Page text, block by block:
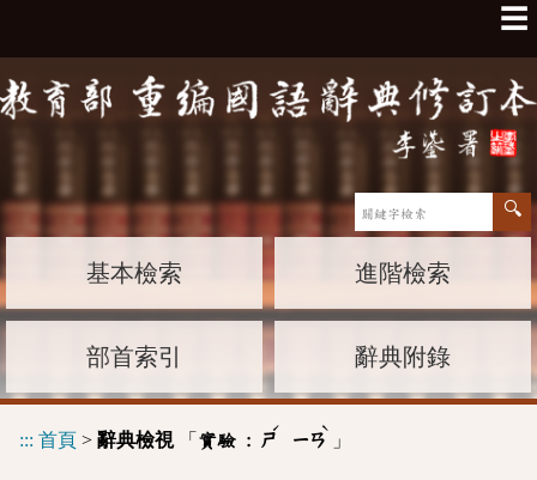
☰
基本檢索 進階檢索
部首索引 辭典附錄
::: 首頁 > 辭典檢視「 實驗 : ㄕ
ˊ
ㄧㄢ
ˋ
」